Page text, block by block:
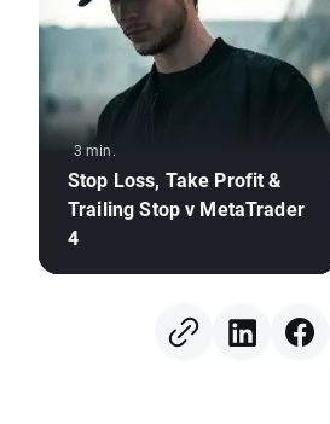
3 min.
Stop Loss, Take Profit &
Trailing Stop v MetaTrader
4